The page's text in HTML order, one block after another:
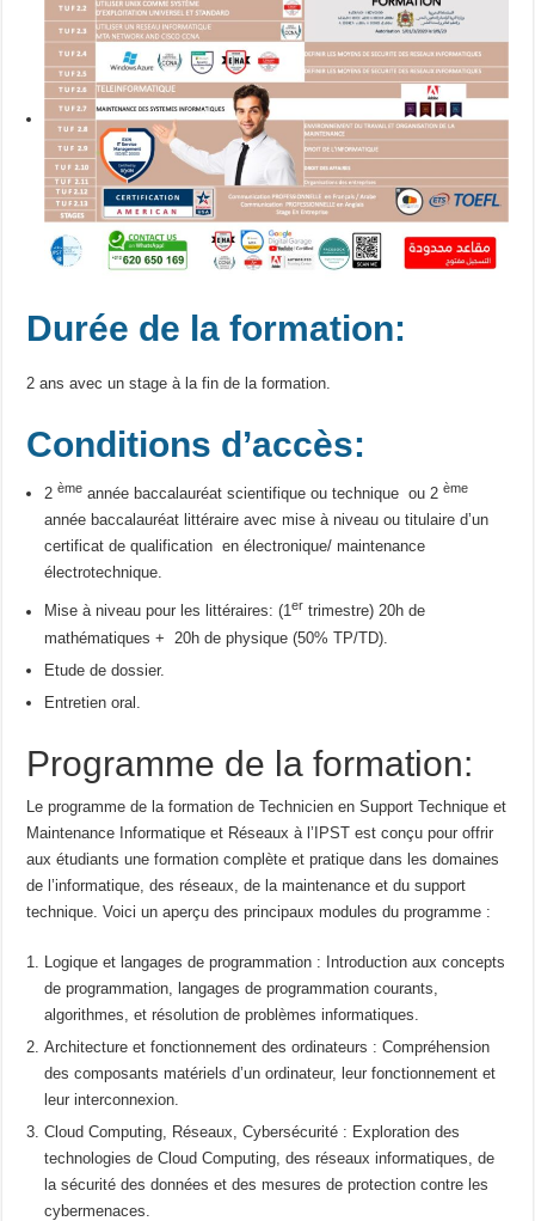
Durée de la formation:
2 ans avec un stage à la fin de la formation.
Conditions d’accès:
2ème année baccalauréat scientifique ou technique ou 2ème
année baccalauréat littéraire avec mise à niveau ou titulaire d’un
certificat de qualification en électronique/ maintenance
électrotechnique.
Mise à niveau pour les littéraires: (1er trimestre) 20h de
mathématiques + 20h de physique (50% TP/TD).
Etude de dossier.
Entretien oral.
Programme de la formation:
Le programme de la formation de Technicien en Support Technique et
Maintenance Informatique et Réseaux à l’IPST est conçu pour offrir
aux étudiants une formation complète et pratique dans les domaines
de l’informatique, des réseaux, de la maintenance et du support
technique. Voici un aperçu des principaux modules du programme :
Logique et langages de programmation : Introduction aux concepts
de programmation, langages de programmation courants,
algorithmes, et résolution de problèmes informatiques.
Architecture et fonctionnement des ordinateurs : Compréhension
des composants matériels d’un ordinateur, leur fonctionnement et
leur interconnexion.
Cloud Computing, Réseaux, Cybersécurité : Exploration des
technologies de Cloud Computing, des réseaux informatiques, de
la sécurité des données et des mesures de protection contre les
cybermenaces.